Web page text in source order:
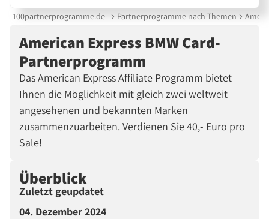
100partnerprogramme.de Partnerprogramme nach Themen
American Express BMW Card-
Partnerprogramm
Das American Express Affiliate Programm bietet
Ihnen die Möglichkeit mit gleich zwei weltweit
angesehenen und bekannten Marken
zusammenzuarbeiten. Verdienen Sie 40,- Euro pro
Sale!
Überblick
Zuletzt geupdatet
04. Dezember 2024